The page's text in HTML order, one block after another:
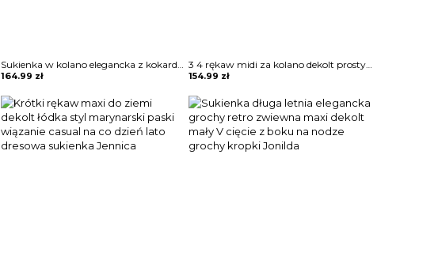
Sukienka w kolano elegancka z kokardą w pasie wysoka talia delikatnie falowana rękawy opuszczone na ramiona Mirzeta
164.99 zł
3 4 rękaw midi za kolano dekolt prosty wzór kwiaty koronka wesele impreza sylwester sukienka Miens
154.99 zł